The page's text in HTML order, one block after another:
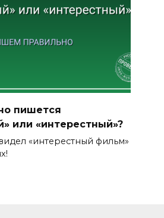
пишется
или «интерестный»?
«интерестный фильм»